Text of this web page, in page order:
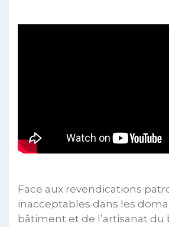
Face aux revendications
inacceptables dans les
bâtiment et de l’artisanat